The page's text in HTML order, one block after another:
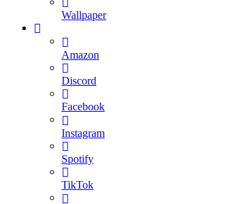
Wallpaper
Amazon
Discord
Facebook
Instagram
Spotify
TikTok